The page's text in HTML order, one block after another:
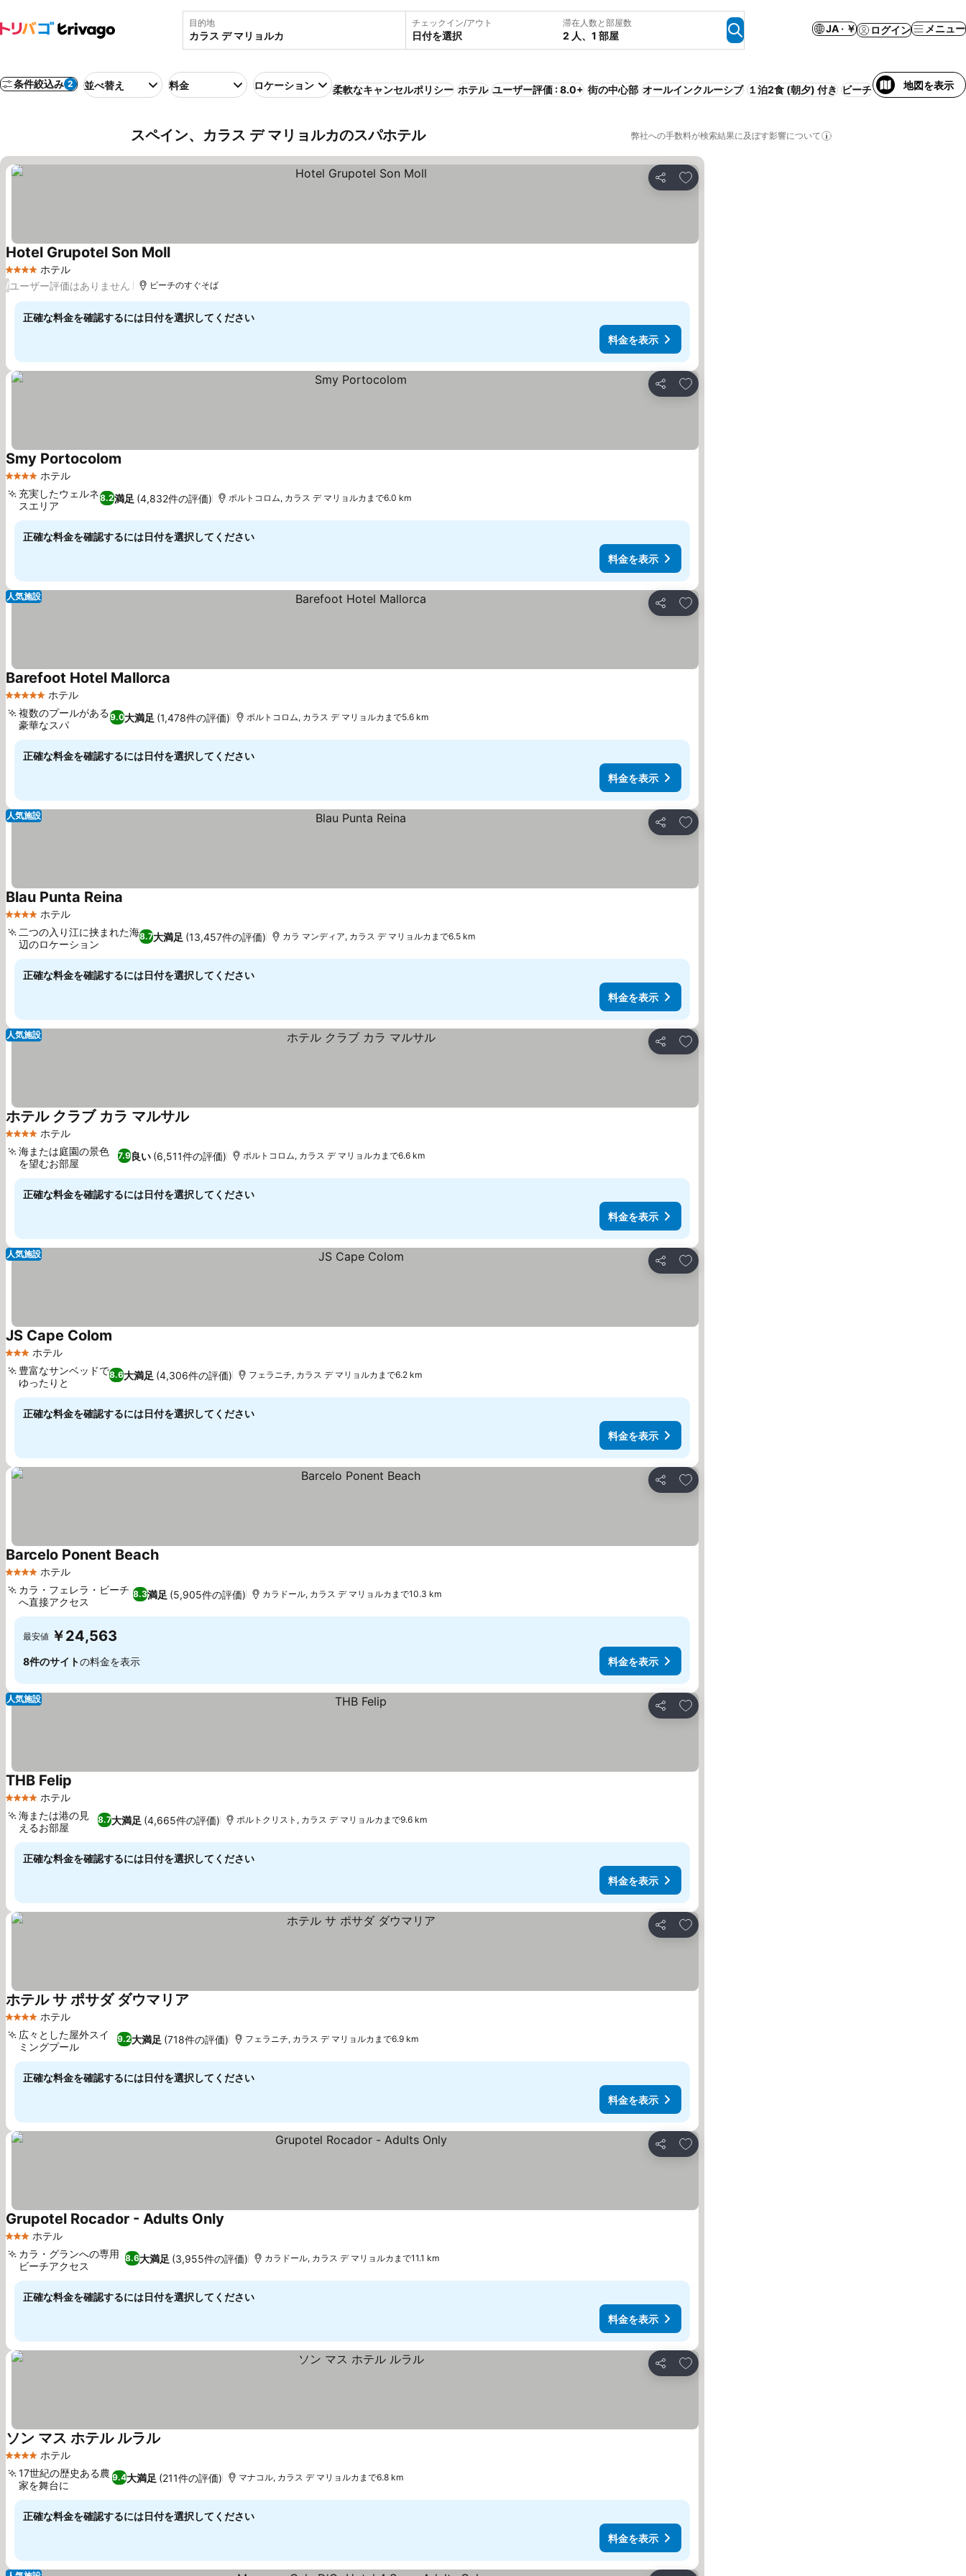
目的地 チェックイン/アウト
日付を選択
滞在人数と部屋数
2 人、1 部屋
JA · ￥ ログイン メニュー
条件絞込み 2 並べ替え 料金 ロケーション 柔軟なキャンセルポリシー ホテル ユーザー評価 : 8.0+ 街の中心部 オールインクルーシブ １泊2食 (朝夕) 付き ビーチ プール 朝食付き
地図を表示
スペイン、カラス デ マリョルカのスパホテル 弊社への手数料が検索結果に及ぼす影響について
シェア
お気に入りに追加
4 ホテルのランク
ホテル
Hotel Grupotel Son Moll
/ユーザー評価はありません ビーチのすぐそば
正確な料金を確認するには日付を選択してください
料金を表示
シェア
お気に入りに追加
4 ホテルのランク
ホテル
Smy Portocolom
8.2満足 (4,832件の評価)
充実したウェルネ
スエリア
ポルトコロム, カラス デ マリョルカまで6.0 km
正確な料金を確認するには日付を選択してください
料金を表示
シェア
お気に入りに追加
人気施設
5 ホテルのランク
ホテル
Barefoot Hotel Mallorca
9.0大満足 (1,478件の評価)
複数のプールがある
豪華なスパ
ポルトコロム, カラス デ マリョルカまで5.6 km
正確な料金を確認するには日付を選択してください
料金を表示
シェア
お気に入りに追加
人気施設
4 ホテルのランク
ホテル
Blau Punta Reina
8.7大満足 (13,457件の評価)
二つの入り江に挟まれた海
辺のロケーション
カラ マンディア, カラス デ マリョルカまで6.5 km
正確な料金を確認するには日付を選択してください
料金を表示
シェア
お気に入りに追加
人気施設
4 ホテルのランク
ホテル
ホテル クラブ カラ マルサル
7.9良い (6,511件の評価)
海または庭園の景色
を望むお部屋
ポルトコロム, カラス デ マリョルカまで6.6 km
正確な料金を確認するには日付を選択してください
料金を表示
シェア
お気に入りに追加
人気施設
3 ホテルのランク
ホテル
JS Cape Colom
8.6大満足 (4,306件の評価)
豊富なサンベッドで
ゆったりと
フェラニチ, カラス デ マリョルカまで6.2 km
正確な料金を確認するには日付を選択してください
料金を表示
シェア
お気に入りに追加
4 ホテルのランク
ホテル
Barcelo Ponent Beach
8.3満足 (5,905件の評価)
カラ・フェレラ・ビーチ
へ直接アクセス
カラドール, カラス デ マリョルカまで10.3 km
最安値 ￥24,563
8件のサイトの料金を表示 料金を表示
シェア
お気に入りに追加
人気施設
4 ホテルのランク
ホテル
THB Felip
8.7大満足 (4,665件の評価)
海または港の見
えるお部屋
ポルトクリスト, カラス デ マリョルカまで9.6 km
正確な料金を確認するには日付を選択してください
料金を表示
シェア
お気に入りに追加
4 ホテルのランク
ホテル
ホテル サ ポサダ ダウマリア
9.2大満足 (718件の評価)
広々とした屋外スイ
ミングプール
フェラニチ, カラス デ マリョルカまで6.9 km
正確な料金を確認するには日付を選択してください
料金を表示
シェア
お気に入りに追加
3 ホテルのランク
ホテル
Grupotel Rocador - Adults Only
8.6大満足 (3,955件の評価)
カラ・グランへの専用
ビーチアクセス
カラドール, カラス デ マリョルカまで11.1 km
正確な料金を確認するには日付を選択してください
料金を表示
シェア
お気に入りに追加
4 ホテルのランク
ホテル
ソン マス ホテル ルラル
9.4大満足 (211件の評価)
17世紀の歴史ある農
家を舞台に
マナコル, カラス デ マリョルカまで6.8 km
正確な料金を確認するには日付を選択してください
料金を表示